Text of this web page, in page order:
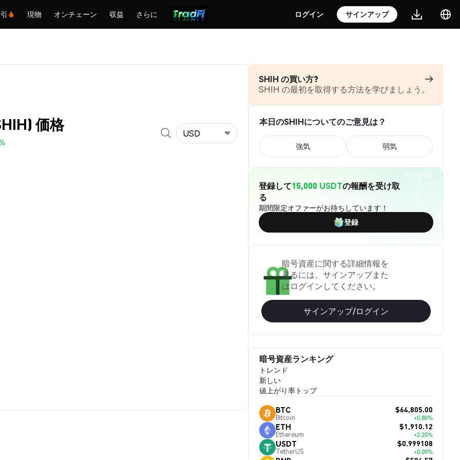
現物 オンチェーン 収益 さらに ログイン サインアップ
価格 USD
SHIH の買い方?
SHIH の最初を取得する方法を学びましょう。
本日のSHIHについてのご意見は？
強気 弱気
登録して15,000 USDTの報酬を受け取
る
期間限定オファーがお待ちしています！
登録
暗号資産に関する詳細情報を
見るには、サインアップまた
はログインしてください。
サインアップ/ログイン
暗号資産ランキング
トレンド
新しい
値上がり率トップ
BTC
Bitcoin
$64,805.00
+0.80%
ETH
Ethereum
$1,910.12
+2.20%
USDT
TetherUS
$0.999108
+0.00%